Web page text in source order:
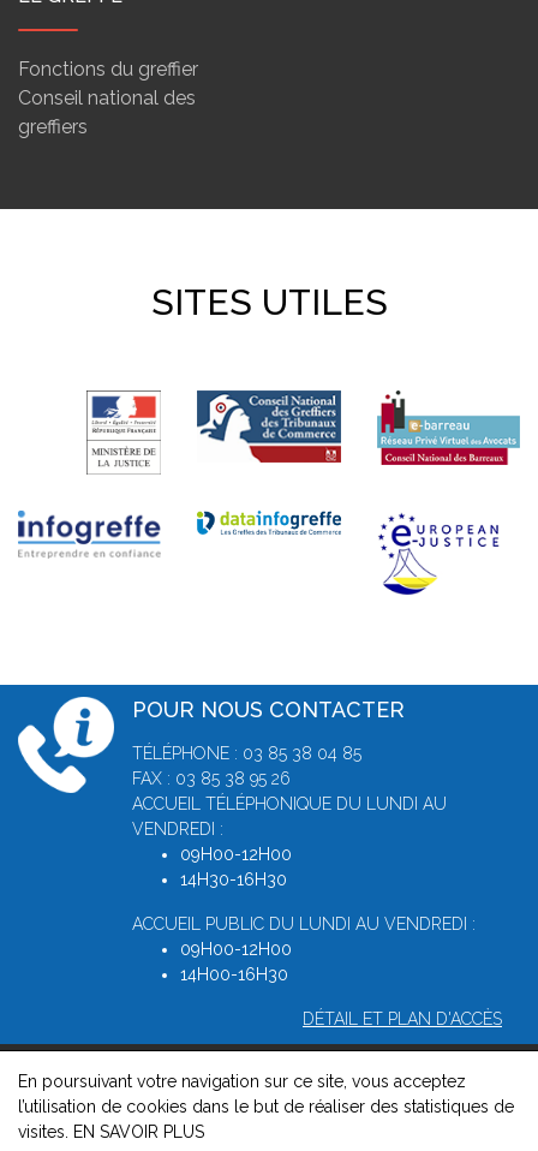
Fonctions du greffier
Conseil national des
greffiers
SITES UTILES
POUR NOUS CONTACTER
TÉLÉPHONE : 03 85 38 04 85
FAX : 03 85 38 95 26
ACCUEIL TÉLÉPHONIQUE DU LUNDI AU
VENDREDI :
09H00-12H00
14H30-16H30
ACCUEIL PUBLIC DU LUNDI AU VENDREDI :
09H00-12H00
14H00-16H30
DÉTAIL ET PLAN D'ACCÈS
© 2026, Greffe du Tribunal de Commerce de Macon -Mentions
légales-Contact -Gestion des cookies -Politique de
confidentialité et de cookies
En poursuivant votre navigation sur ce site, vous acceptez
l’utilisation de cookies dans le but de réaliser des statistiques de
visites.
EN SAVOIR PLUS